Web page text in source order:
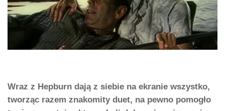
Wraz z Hepburn dają z siebie na ekranie wszystko,
tworząc razem znakomity duet, na pewno pomogło